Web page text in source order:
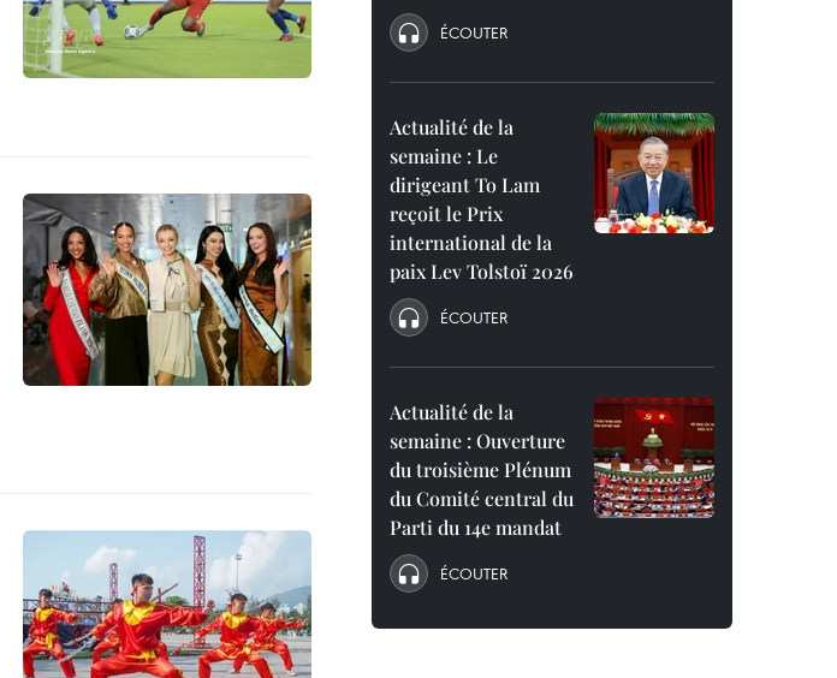
ÉCOUTER
Actualité de la
semaine : Le
dirigeant To Lam
reçoit le Prix
international de la
paix Lev Tolstoï 2026
ÉCOUTER
Actualité de la
semaine : Ouverture
du troisième Plénum
du Comité central du
Parti du 14e mandat
ÉCOUTER